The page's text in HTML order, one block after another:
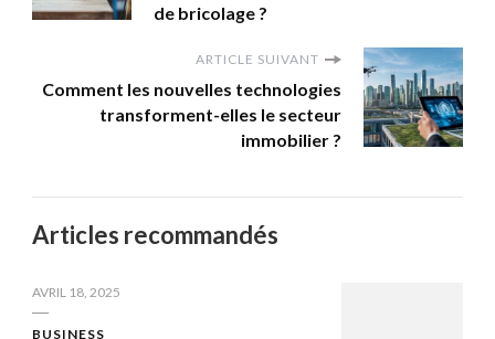
de bricolage ?
ARTICLE SUIVANT
Comment les nouvelles technologies
transforment-elles le secteur
immobilier ?
Articles recommandés
AVRIL 18, 2025
BUSINESS